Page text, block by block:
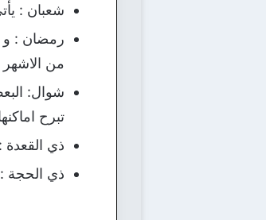
شعبان :
رمضان : و
من الاشهر
شوال:
تبرح
ذي القعدة
ذي الحجة